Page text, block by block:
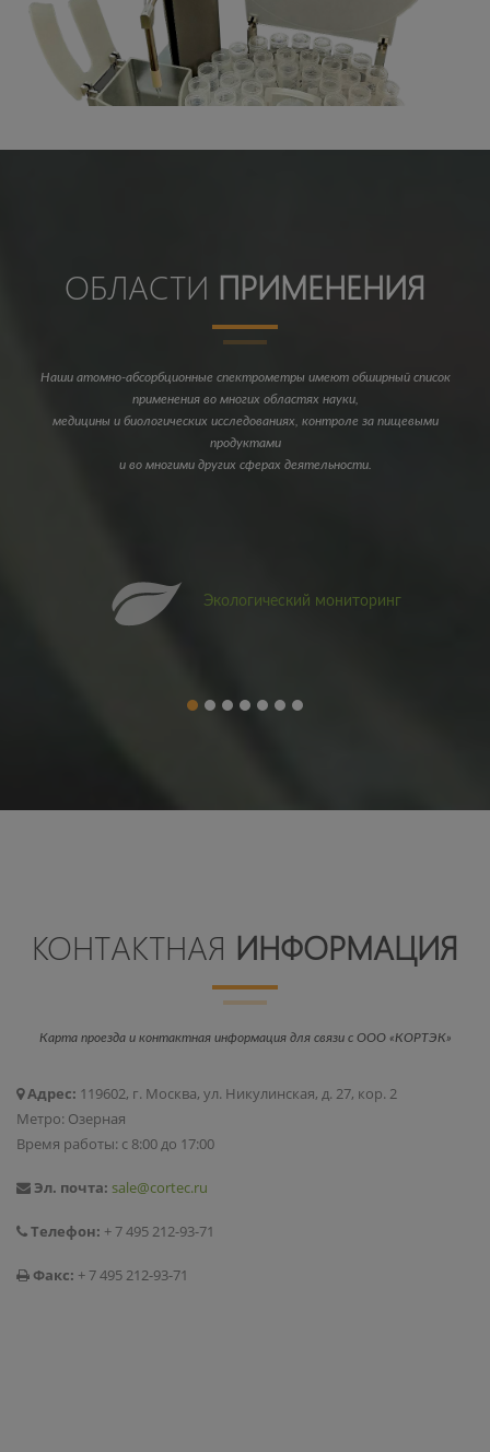
ОБЛАСТИ ПРИМЕНЕНИЯ
Наши атомно-абсорбционные спектрометры имеют обширный список
применения во многих областях науки,
медицины и биологических исследованиях, контроле за пищевыми
продуктами
и во многими других сферах деятельности.
Экологический мониторинг
КОНТАКТНАЯ ИНФОРМАЦИЯ
Карта проезда и контактная информация для связи с ООО «КОРТЭК»
Адрес: 119602, г. Москва, ул. Никулинская, д. 27, кор. 2
Метро: Озерная
Время работы: с 8:00 до 17:00
Эл. почта: sale@cortec.ru
Телефон: + 7 495 212-93-71
Факс: + 7 495 212-93-71